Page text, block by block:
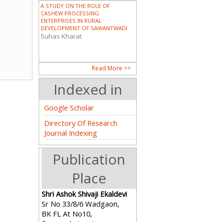
A STUDY ON THE ROLE OF
CASHEW PROCESSING
ENTERPRISES IN RURAL
DEVELOPMENT OF SAWANTWADI
Suhas Kharat
DALIT AND SCHEDULED TRIBE
WOMEN IN INDIA
Dr. Sunita Pandro
PIONEERING WOMEN IN MODERN
ASSAM: A HISTORICAL ANALYSIS
OF THE CONTRIBUTIONS OF
AMALPRAVA DAS
Guptajit Pathak
भारताच्या निर्मितीमध्ये आणि कोकण पर्यटनात
महिलांचे योगदान (महाराष्ट्र विशेष संदर्भ)
Mr. Satyajit R. Raje
Read More >>
Indexed in
Google Scholar
Directory Of Research
Journal Indexing
Publication
Place
Shri Ashok Shivaji Ekaldevi
Sr No 33/8/6 Wadgaon,
BK FL At No10,